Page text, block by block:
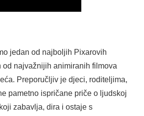
jedan od najboljih Pixarovih
od najvažnijih animiranih filmova
Preporučljiv je djeci, roditeljima,
pametno ispričane priče o ljudskoj
zabavlja, dira i ostaje s